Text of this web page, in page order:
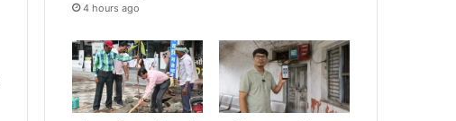
4 hours ago